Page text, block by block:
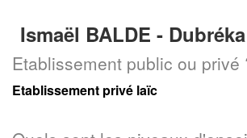
Ismaël BALDE -
Etablissement public ou privé
Etablissement privé laïc